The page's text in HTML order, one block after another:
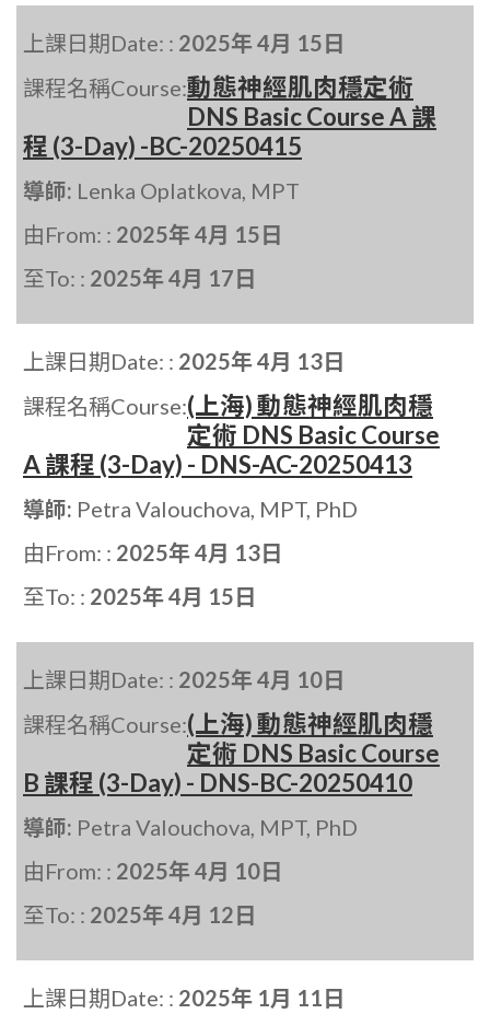
上課日期Date: : 2025年 4月 15日
課程名稱Course:動態神經肌肉穩定術
DNS Basic Course A 課
程 (3-Day) -BC-20250415
導師: Lenka Oplatkova, MPT
由From: : 2025年 4月 15日
至To: : 2025年 4月 17日
上課日期Date: : 2025年 4月 13日
課程名稱Course:(上海) 動態神經肌肉穩
定術 DNS Basic Course
A 課程 (3-Day) - DNS-AC-20250413
導師: Petra Valouchova, MPT, PhD
由From: : 2025年 4月 13日
至To: : 2025年 4月 15日
上課日期Date: : 2025年 4月 10日
課程名稱Course:(上海) 動態神經肌肉穩
定術 DNS Basic Course
B 課程 (3-Day) - DNS-BC-20250410
導師: Petra Valouchova, MPT, PhD
由From: : 2025年 4月 10日
至To: : 2025年 4月 12日
上課日期Date: : 2025年 1月 11日